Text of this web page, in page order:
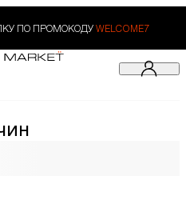
ПО ПРОМОКОДУ WELCOME7